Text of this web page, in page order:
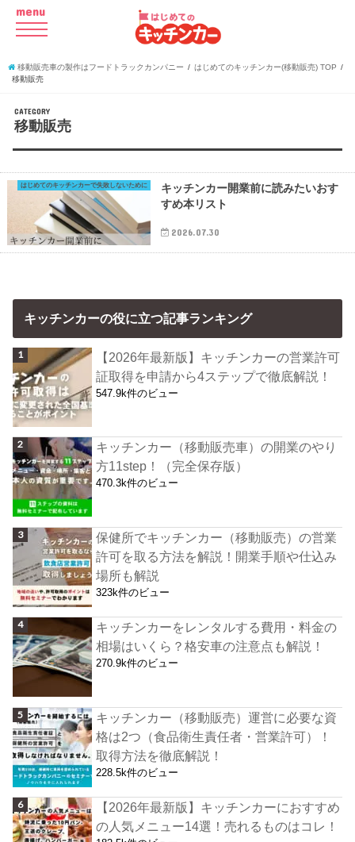
menu
移動販売車の製作はフードトラックカンパニー
はじめてのキッチンカー(移動販売) TOP
移動販売
CATEGORY
移動販売
はじめてのキッチンカーで失敗しないために
キッチンカー開業前に読みたいおす
すめ本リスト
2026.07.30
キッチンカーの役に立つ記事ランキング
【2026年最新版】キッチンカーの営業許可
証取得を申請から4ステップで徹底解説！
547.9k件のビュー
キッチンカー（移動販売車）の開業のやり
方11step！（完全保存版）
470.3k件のビュー
保健所でキッチンカー（移動販売）の営業
許可を取る方法を解説！開業手順や仕込み
場所も解説
323k件のビュー
キッチンカーをレンタルする費用・料金の
相場はいくら？格安車の注意点も解説！
270.9k件のビュー
キッチンカー（移動販売）運営に必要な資
格は2つ（食品衛生責任者・営業許可）！
取得方法を徹底解説！
228.5k件のビュー
【2026年最新版】キッチンカーにおすすめ
の人気メニュー14選！売れるものはコレ！